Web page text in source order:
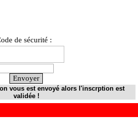
de sécurité :
vous est envoyé alors l'inscrption est
validée !